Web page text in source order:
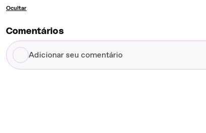
Ocultar
Comentários
Adicionar
seu